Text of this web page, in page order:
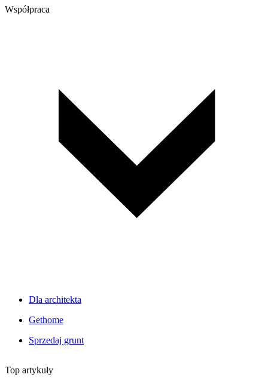
Współpraca
Dla architekta
Gethome
Sprzedaj grunt
Top artykuły